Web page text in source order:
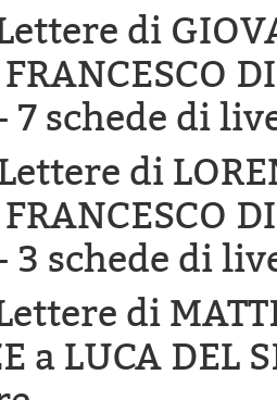
di
7 schede di
di
3 schede di
di
a LUCA DEL